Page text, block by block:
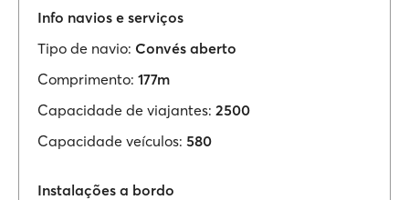
Info navios e serviços
Tipo de navio: Convés aberto
Comprimento: 177m
Capacidade de viajantes: 2500
Capacidade veículos: 580
Instalações a bordo